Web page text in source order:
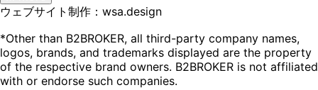
ウェブサイト制作：wsa.design
*Other than B2BROKER, all third-party company names,
logos, brands, and trademarks displayed are the property
of the respective brand owners. B2BROKER is not affiliated
with or endorse such companies.